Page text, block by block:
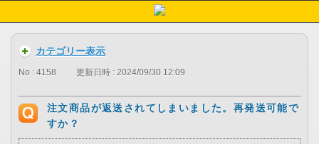
カテゴリー表示
No : 4158 更新日時 : 2024/09/30 12:09
注文商品が返送されてしまいました。再発送可能で
すか？